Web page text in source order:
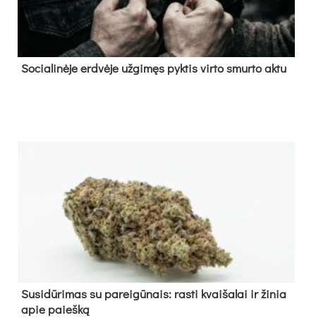
So­cia­li­nė­je erd­vė­je už­gi­męs pyk­tis vir­to smur­to ak­tu
Su­si­dū­ri­mas su pa­rei­gū­nais: ras­ti kvai­ša­lai ir ži­nia
apie paieš­ką